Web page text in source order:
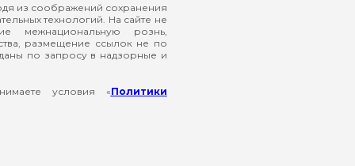
из соображений сохранения
технологий. На сайте не
межнациональную рознь,
размещение ссылок не по
по запросу в надзорные и
условия «Политики